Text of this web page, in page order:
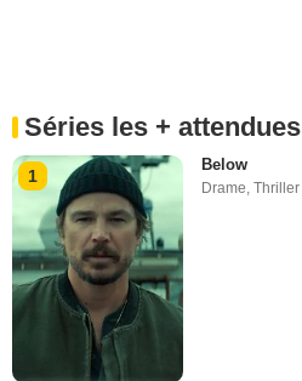
Séries les + attendues
1
Below
Drame,Thriller